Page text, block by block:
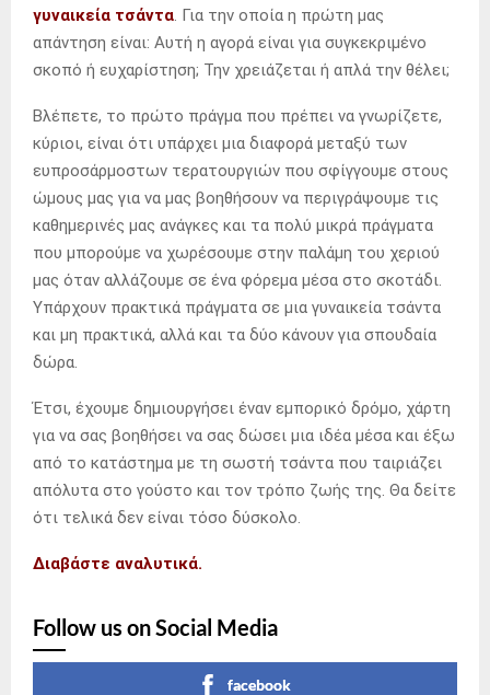
γυναικεία τσάντα . Για την οποία η πρώτη μας
απάντηση είναι: Αυτή η αγορά είναι για συγκεκριμένο
σκοπό ή ευχαρίστηση; Την χρειάζεται ή απλά την θέλει;
Βλέπετε, το πρώτο πράγμα που πρέπει να γνωρίζετε,
κύριοι, είναι ότι υπάρχει μια διαφορά μεταξύ των
ευπροσάρμοστων τερατουργιών που σφίγγουμε στους
ώμους μας για να μας βοηθήσουν να περιγράψουμε τις
καθημερινές μας ανάγκες και τα πολύ μικρά πράγματα
που μπορούμε να χωρέσουμε στην παλάμη του χεριού
μας όταν αλλάζουμε σε ένα φόρεμα μέσα στο σκοτάδι.
Υπάρχουν πρακτικά πράγματα σε μια γυναικεία τσάντα
και μη πρακτικά, αλλά και τα δύο κάνουν για σπουδαία
δώρα.
Έτσι, έχουμε δημιουργήσει έναν εμπορικό δρόμο, χάρτη
για να σας βοηθήσει να σας δώσει μια ιδέα μέσα και έξω
από το κατάστημα με τη σωστή τσάντα που ταιριάζει
απόλυτα στο γούστο και τον τρόπο ζωής της. Θα δείτε
ότι τελικά δεν είναι τόσο δύσκολο.
Διαβάστε αναλυτικά.
Follow us on Social Media
facebook